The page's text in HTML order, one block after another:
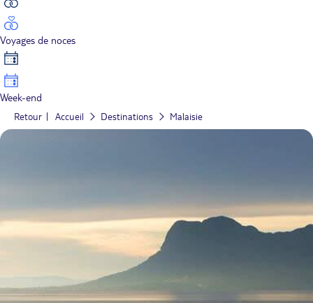
Voyages de noces
Week-end
Retour Accueil Destinations Malaisie